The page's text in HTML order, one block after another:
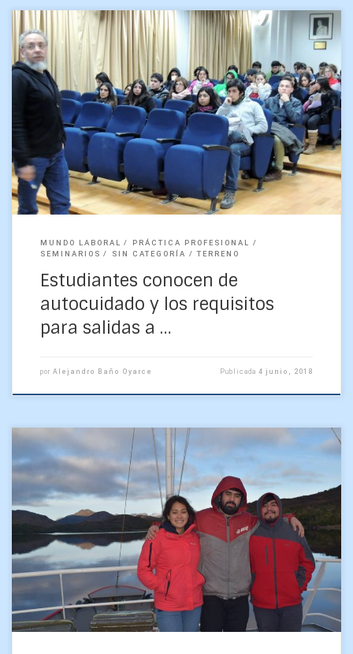
Decenas de estudiantes participaron en la trascendental
charla «Inducción para salidas a Terreno y Prácticas «,
dictadas en conjunto por los académicos Arturo Belmonte,
MUNDO LABORAL
PRÁCTICA PROFESIONAL
SEMINARIOS
SIN CATEGORÍA TERRENO
Estudiantes conocen de
autocuidado y los requisitos
para salidas a …
por Alejandro Baño Oyarce Publicada4 junio, 2018
Josselyn Contreras, Rodrigo Ibáñez y Sebastián Cornejo son
alumnos de último año de la carrera de Geofísica, quienes
recientemente tuvieron la oportunidad de participar en […]